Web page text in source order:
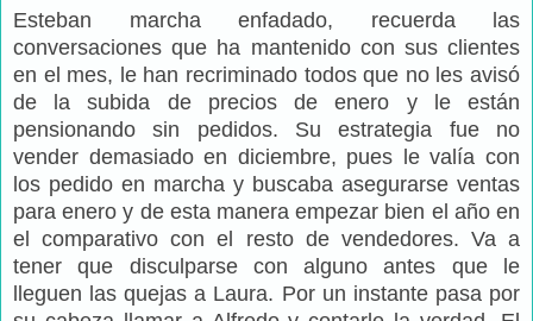
Esteban marcha enfadado, recuerda las
conversaciones que ha mantenido con sus clientes
en el mes, le han recriminado todos que no les avisó
de la subida de precios de enero y le están
pensionando sin pedidos. Su estrategia fue no
vender demasiado en diciembre, pues le valía con
los pedido en marcha y buscaba asegurarse ventas
para enero y de esta manera empezar bien el año en
el comparativo con el resto de vendedores. Va a
tener que disculparse con alguno antes que le
lleguen las quejas a Laura. Por un instante pasa por